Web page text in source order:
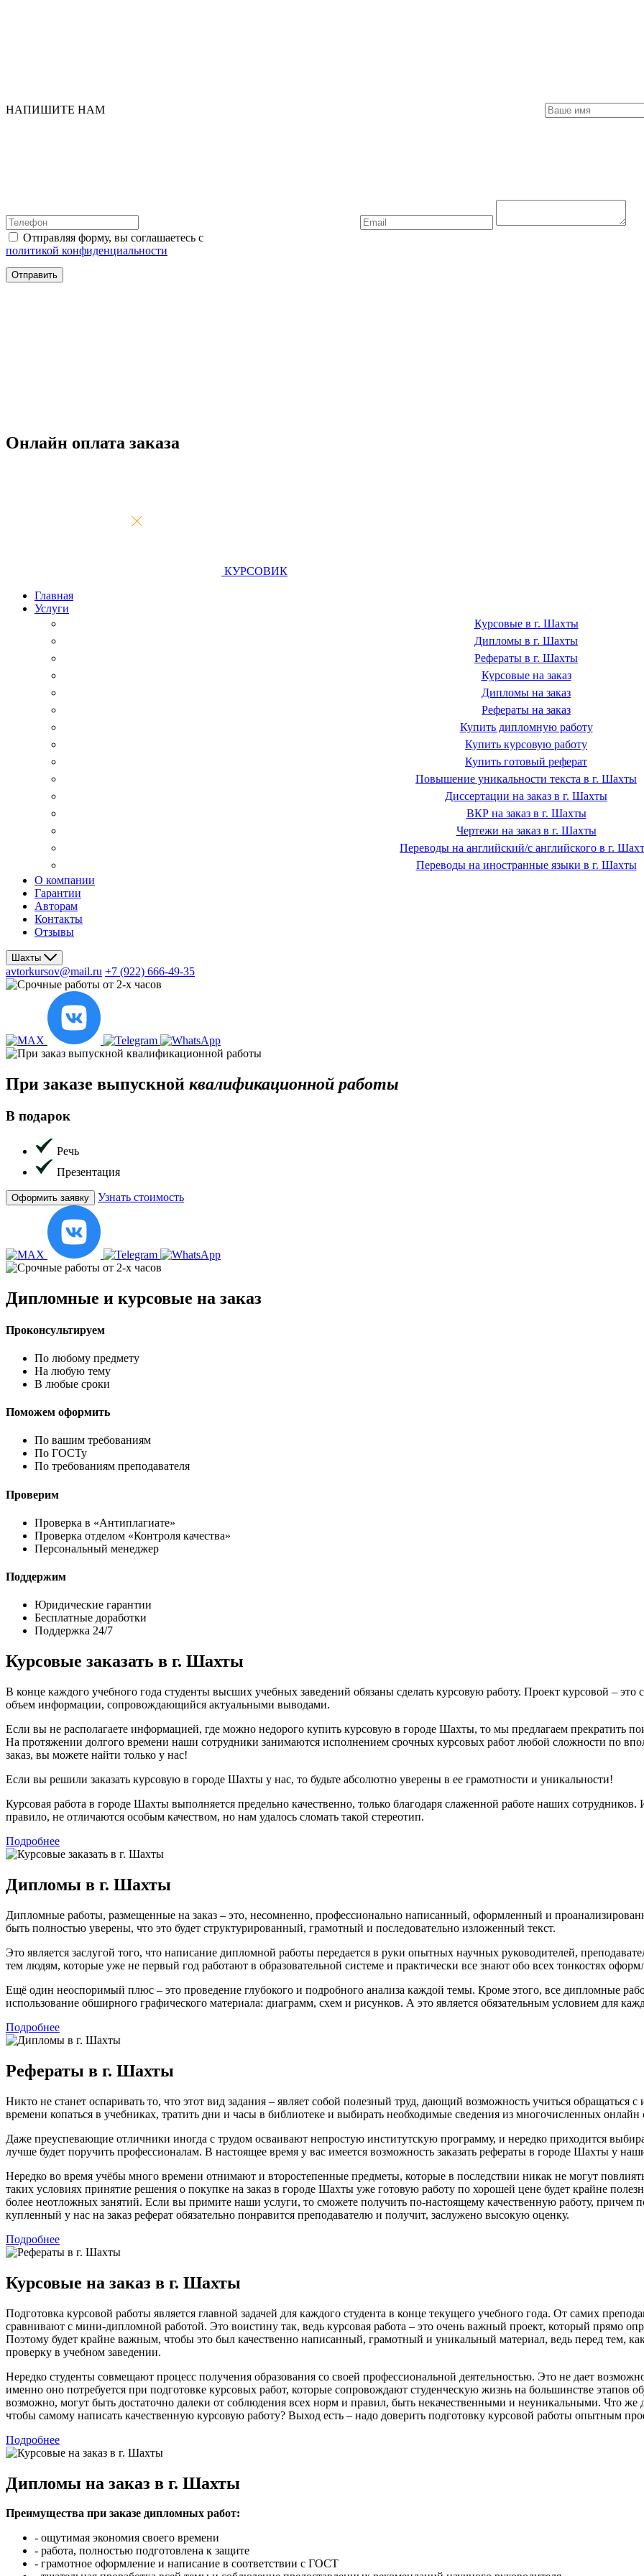
НАПИШИТЕ НАМ
Отправляя форму, вы соглашаетесь с
политикой конфиденциальности
Отправить
Онлайн оплата заказа
КУРСОВИК
Главная
Услуги
Курсовые в г. Шахты
Дипломы в г. Шахты
Рефераты в г. Шахты
Курсовые на заказ
Дипломы на заказ
Рефераты на заказ
Купить дипломную работу
Купить курсовую работу
Купить готовый реферат
Повышение уникальности текста в г. Шахты
Диссертации на заказ в г. Шахты
ВКР на заказ в г. Шахты
Чертежи на заказ в г. Шахты
Переводы на английский/с английского в г.
Переводы на иностранные языки в г. Шахты
О компании
Гарантии
Авторам
Контакты
Отзывы
Шахты
avtorkursov@mail.ru +7 (922) 666-49-35
При заказе выпускной квалификационной работы
В подарок
Речь
Презентация
Оформить заявку Узнать стоимость
Дипломные и курсовые на заказ
Проконсультируем
По любому предмету
На любую тему
В любые сроки
Поможем оформить
По вашим требованиям
По ГОСТу
По требованиям преподавателя
Проверим
Проверка в «Антиплагиате»
Проверка отделом «Контроля качества»
Персональный менеджер
Поддержим
Юридические гарантии
Бесплатные доработки
Поддержка 24/7
Курсовые заказать в г. Шахты
В конце каждого учебного года студенты высших учебных заведений обязаны сделать курсовую работу. Проект курсовой –
объем информации, сопровождающийся актуальными выводами.
Если вы не располагаете информацией, где можно недорого купить курсовую в городе Шахты, то мы предлагаем прекратить
На протяжении долгого времени наши сотрудники занимаются исполнением срочных курсовых работ любой сложности по
заказ, вы можете найти только у нас!
Если вы решили заказать курсовую в городе Шахты у нас, то будьте абсолютно уверены в ее грамотности и уникальности!
Курсовая работа в городе Шахты выполняется предельно качественно, только благодаря слаженной работе наших
правило, не отличаются особым качеством, но нам удалось сломать такой стереотип.
Подробнее
Дипломы в г. Шахты
Дипломные работы, размещенные на заказ – это, несомненно, профессионально написанный, оформленный и
быть полностью уверены, что это будет структурированный, грамотный и последовательно изложенный текст.
Это является заслугой того, что написание дипломной работы передается в руки опытных научных руководителей,
тем людям, которые уже не первый год работают в образовательной системе и практически все знают обо всех тонкостях
Ещё один неоспоримый плюс – это проведение глубокого и подробного анализа каждой темы. Кроме этого, все дипломные
использование обширного графического материала: диаграмм, схем и рисунков. А это является обязательным условием для
Подробнее
Рефераты в г. Шахты
Никто не станет оспаривать то, что этот вид задания – являет собой полезный труд, дающий возможность учиться
времени копаться в учебниках, тратить дни и часы в библиотеке и выбирать необходимые сведения из многочисленных онлайн
Даже преуспевающие отличники иногда с трудом осваивают непростую институтскую программу, и нередко приходится
лучше будет поручить профессионалам. В настоящее время у вас имеется возможность заказать рефераты в городе Шахты у
Нередко во время учёбы много времени отнимают и второстепенные предметы, которые в последствии никак не могут
таких условиях принятие решения о покупке на заказ в городе Шахты уже готовую работу по хорошей цене будет крайне
более неотложных занятий. Если вы примите наши услуги, то сможете получить по-настоящему качественную работу, причем
купленный у нас на заказ реферат обязательно понравится преподавателю и получит, заслужено высокую оценку.
Подробнее
Курсовые на заказ в г. Шахты
Подготовка курсовой работы является главной задачей для каждого студента в конце текущего учебного года. От самих
сравнивают с мини-дипломной работой. Это воистину так, ведь курсовая работа – это очень важный проект, который прямо
Поэтому будет крайне важным, чтобы это был качественно написанный, грамотный и уникальный материал, ведь перед тем,
проверку в учебном заведении.
Нередко студенты совмещают процесс получения образования со своей профессиональной деятельностью. Это не дает
именно оно потребуется при подготовке курсовых работ, которые сопровождают студенческую жизнь на большинстве этапов
возможно, могут быть достаточно далеки от соблюдения всех норм и правил, быть некачественными и неуникальными. Что же
чтобы самому написать качественную курсовую работу? Выход есть – надо доверить подготовку курсовой работы опытным
Подробнее
Дипломы на заказ в г. Шахты
Преимущества при заказе дипломных работ:
- ощутимая экономия своего времени
- работа, полностью подготовлена к защите
- грамотное оформление и написание в соответствии с ГОСТ